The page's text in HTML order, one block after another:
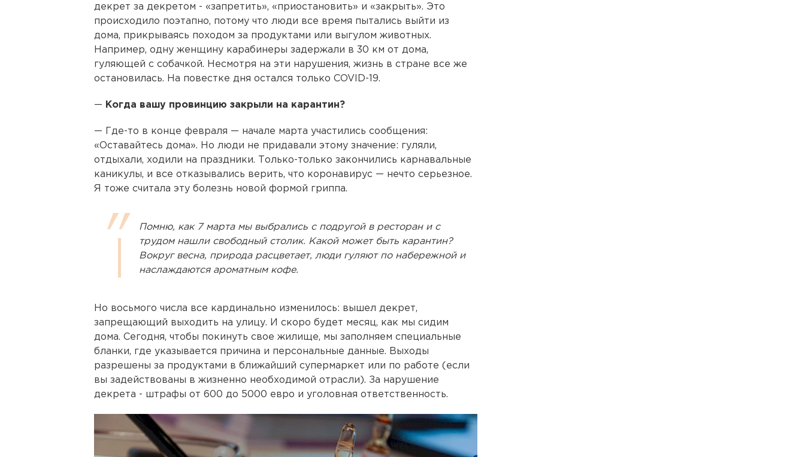
декрет за декретом - «запретить», «приостановить» и «закрыть». Это
происходило поэтапно, потому что люди все время пытались выйти из
дома, прикрываясь походом за продуктами или выгулом животных.
Например, одну женщину карабинеры задержали в 30 км от дома,
гуляющей с собачкой. Несмотря на эти нарушения, жизнь в стране все же
остановилась. На повестке дня остался только COVID-19.
— Когда вашу провинцию закрыли на карантин?
— Где-то в конце февраля — начале марта участились сообщения:
«Оставайтесь дома». Но люди не придавали этому значение: гуляли,
отдыхали, ходили на праздники. Только-только закончились карнавальные
каникулы, и все отказывались верить, что коронавирус — нечто серьезное.
Я тоже считала эту болезнь новой формой гриппа.
Помню, как 7 марта мы выбрались с подругой в ресторан и с
трудом нашли свободный столик. Какой может быть карантин?
Вокруг весна, природа расцветает, люди гуляют по набережной и
наслаждаются ароматным кофе.
Но восьмого числа все кардинально изменилось: вышел декрет,
запрещающий выходить на улицу. И скоро будет месяц, как мы сидим
дома. Сегодня, чтобы покинуть свое жилище, мы заполняем специальные
бланки, где указывается причина и персональные данные. Выходы
разрешены за продуктами в ближайший супермаркет или по работе (если
вы задействованы в жизненно необходимой отрасли). За нарушение
декрета - штрафы от 600 до 5000 евро и уголовная ответственность.